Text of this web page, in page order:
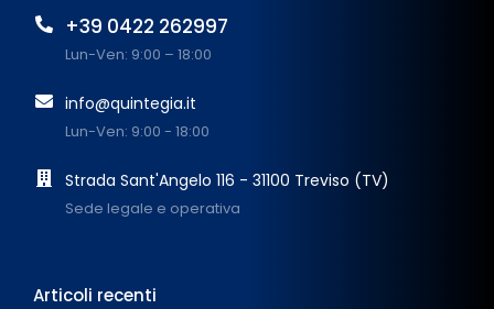
+39 0422 262997
Lun-Ven: 9:00 – 18:00
info@quintegia.it
Lun-Ven: 9:00 - 18:00
Strada Sant'Angelo 116 - 31100 Treviso (TV)
Sede legale e operativa
Articoli recenti